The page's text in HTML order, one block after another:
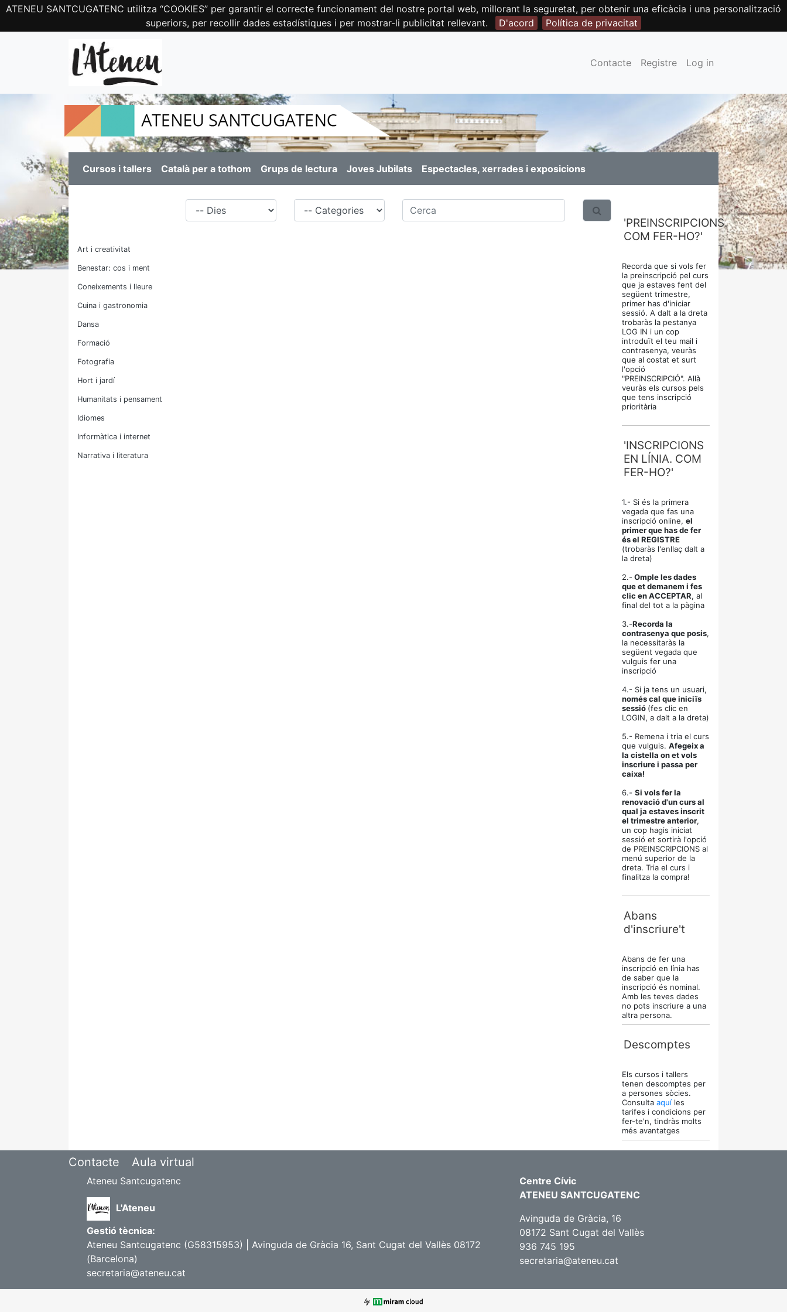
ATENEU SANTCUGATENC utilitza “COOKIES” per garantir el correcte funcionament del nostre portal web, millorant la seguretat, per obtenir una eficàcia i una personalització
superiors, per recollir dades estadístiques i per mostrar-li publicitat rellevant.
D'acord Política de privacitat
Contacte Registre Log in
Cursos i tallers Català per a tothom Grups de lectura Joves Jubilats Espectacles, xerrades i exposicions
Art i creativitat
Benestar: cos i ment
Coneixements i lleure
Cuina i gastronomia
Dansa
Formació
Fotografia
Hort i jardí
Humanitats i pensament
Idiomes
Informàtica i internet
Narrativa i literatura
Cerca
'PREINSCRIPCIONS.
COM FER-HO?'
Recorda que si vols fer
la preinscripció pel curs
que ja estaves fent del
següent trimestre,
primer has d'iniciar
sessió. A dalt a la dreta
trobaràs la pestanya
LOG IN i un cop
introduït el teu mail i
contrasenya, veuràs
que al costat et surt
l'opció
"PREINSCRIPCIÓ". Allà
veuràs els cursos pels
que tens inscripció
prioritària
'INSCRIPCIONS
EN LÍNIA. COM
FER-HO?'
1.- Si és la primera
vegada que fas una
inscripció online, el
primer que has de fer
és el REGISTRE
(trobaràs l'enllaç dalt a
la dreta)
2.- Omple les dades
que et demanem i fes
clic en ACCEPTAR, al
final del tot a la pàgina
3.-Recorda la
contrasenya que posis,
la necessitaràs la
següent vegada que
vulguis fer una
inscripció
4.- Si ja tens un usuari,
només cal que iniciïs
sessió (fes clic en
LOGIN, a dalt a la dreta)
5.- Remena i tria el curs
que vulguis. Afegeix a
la cistella on et vols
inscriure i passa per
caixa!
6.- Si vols fer la
renovació d'un curs al
qual ja estaves inscrit
el trimestre anterior,
un cop hagis iniciat
sessió et sortirà l'opció
de PREINSCRIPCIONS al
menú superior de la
dreta. Tria el curs i
finalitza la compra!
Abans
d'inscriure't
Abans de fer una
inscripció en línia has
de saber que la
inscripció és nominal.
Amb les teves dades
no pots inscriure a una
altra persona.
Descomptes
Els cursos i tallers
tenen descomptes per
a persones sòcies.
Consulta aquí les
tarifes i condicions per
fer-te'n, tindràs molts
més avantatges
Contacte Aula virtual
Ateneu Santcugatenc
L'Ateneu
Gestió tècnica:
Ateneu Santcugatenc (G58315953) | Avinguda de Gràcia 16, Sant Cugat del Vallès 08172
(Barcelona)
secretaria@ateneu.cat
Centre Cívic
ATENEU SANTCUGATENC
Avinguda de Gràcia, 16
08172 Sant Cugat del Vallès
936 745 195
secretaria@ateneu.cat